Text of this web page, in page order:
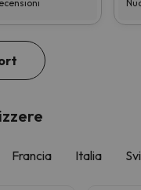
Francia Italia